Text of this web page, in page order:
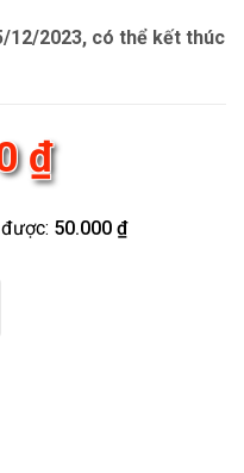
12/2023, có thể kết thúc
₫
50.000 ₫